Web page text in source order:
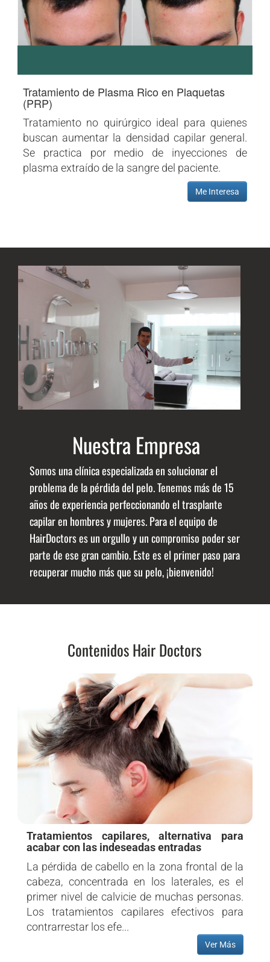
Tratamiento de Plasma Rico en Plaquetas
(PRP)
Tratamiento no quirúrgico ideal para quienes
buscan aumentar la densidad capilar general.
Se practica por medio de inyecciones de
plasma extraído de la sangre del paciente.
Me Interesa
Nuestra Empresa
Somos una clínica especializada en solucionar el
problema de la pérdida del pelo. Tenemos más de 15
años de experiencia perfeccionando el trasplante
capilar en hombres y mujeres. Para el equipo de
HairDoctors es un orgullo y un compromiso poder ser
parte de ese gran cambio. Este es el primer paso para
recuperar mucho más que su pelo, ¡bienvenido!
Contenidos Hair Doctors
Tratamientos capilares, alternativa para
acabar con las indeseadas entradas
La pérdida de cabello en la zona frontal de la
cabeza, concentrada en los laterales, es el
primer nivel de calvicie de muchas personas.
Los tratamientos capilares efectivos para
contrarrestar los efe...
Ver Más